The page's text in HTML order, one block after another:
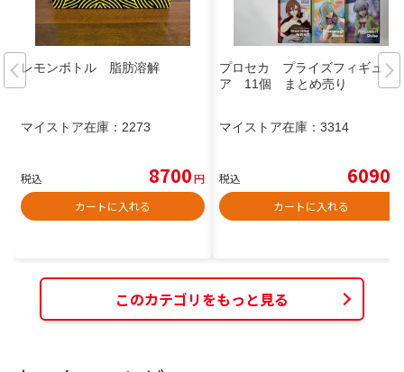
レモンボトル 脂肪溶解
マイストア在庫： 2273
税込 8700円
カートに入れる
プロセカ プライズフィギュ
ア 11個 まとめ売り
マイストア在庫： 3314
税込 6090
カートに入れる
このカテゴリをもっと見る